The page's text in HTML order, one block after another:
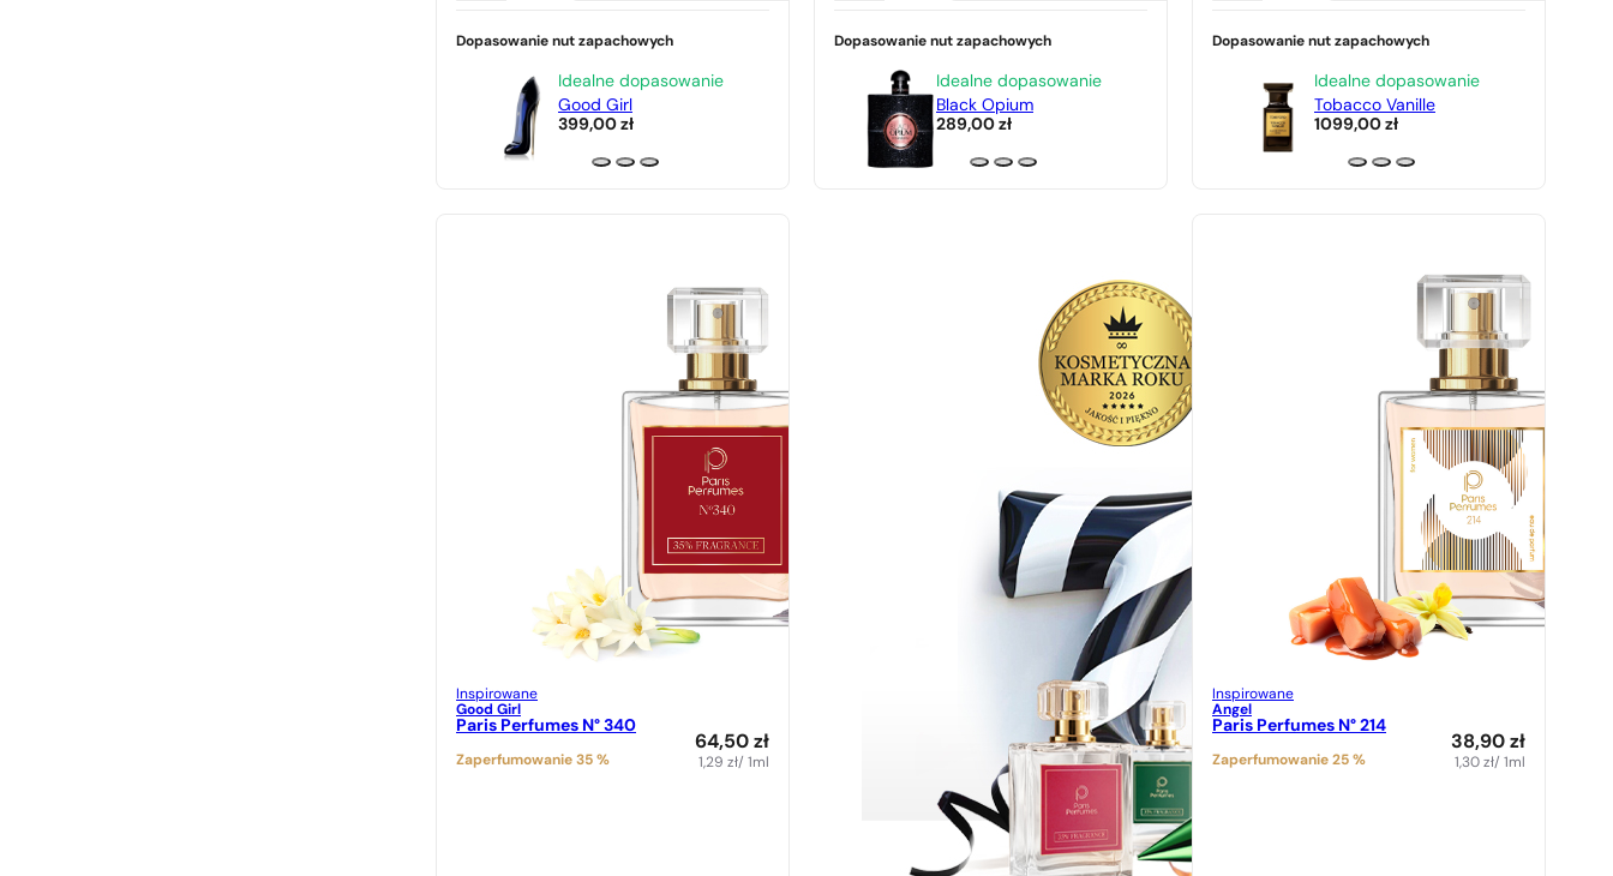
Dopasowanie nut zapachowych
Idealne dopasowanie
Good Girl
399,00 zł
Dopasowanie nut zapachowych
Idealne dopasowanie
Black Opium
289,00 zł
Dopasowanie nut zapachowych
Idealne dopasowanie
Tobacco Vanille
1099,00 zł
Inspirowane
Good Girl
Paris Perfumes N° 340
Zaperfumowanie 35 %
64,50 zł
1,29 zł/ 1ml
Inspirowane
Angel
Paris Perfumes N° 214
Zaperfumowanie 25 %
38,90 zł
1,30 zł/ 1ml